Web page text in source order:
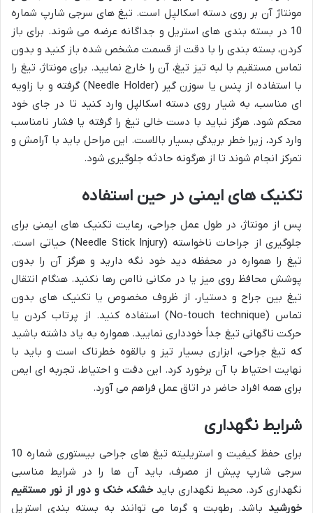
مونتاژ آن بر روی دسته اسکالپل است. تیغ های سرجی شارپ شماره
10 در بسته بندی های استریل و جداگانه عرضه می شوند. برای باز
کردن، بسته بندی را با دقت از قسمت مشخص شده باز کنید و بدون
تماس مستقیم با لبه تیز تیغ، آن را خارج نمایید. برای مونتاژ، تیغ را
با استفاده از پنس یا سوزن گیر (Needle Holder) گرفته و با زاویه
ای مناسب، به شیار روی دسته اسکالپل وارد کنید تا در جای خود
محکم شود. هرگز نباید با دست خالی تیغ را گرفته یا فشار نامناسب
وارد کرد، زیرا خطر بریدگی بسیار بالاست. این مراحل باید با آرامش و
تمرکز انجام شوند تا از هرگونه حادثه جلوگیری شود.
تکنیک های ایمنی در حین استفاده
پس از مونتاژ، در طول عمل جراحی، رعایت تکنیک های ایمنی برای
جلوگیری از جراحات ناخواسته (Needle Stick Injury) حیاتی است.
تیغ را همواره در محفظه دید خود نگه دارید و هرگز آن را بدون
پوشش محافظ روی میز یا در مکانی ناامن رها نکنید. هنگام انتقال
تیغ بین جراح و دستیار، از ظروف مخصوص یا تکنیک های بدون
تماس (No-touch technique) استفاده کنید. از پرتاب کردن یا
حرکت ناگهانی تیغ جداً خودداری نمایید. همواره به یاد داشته باشید
که تیغ جراحی، ابزاری بسیار تیز و بالقوه خطرناک است و باید با
نهایت احتیاط با آن برخورد کرد. این دقت و احتیاط، تجربه ای ایمن
برای همه افراد حاضر در اتاق عمل فراهم می آورد.
شرایط نگهداری
برای حفظ کیفیت و استریلیته تیغ های جراحی بیستوری شماره 10
سرجی شارپ پیش از مصرف، باید آن ها را در شرایط مناسبی
نگهداری کرد. محیط نگهداری باید خشک، خنک و دور از نور مستقیم
خورشید باشد. رطوبت و گرما می توانند به بسته بندی استریل